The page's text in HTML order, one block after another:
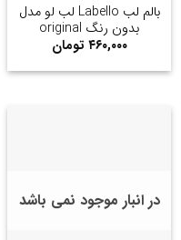
بالم لب Labello لب لو مدل
بدون رنگ original
۴۶۰,۰۰۰ تومان
در انبار موجود نمی باشد